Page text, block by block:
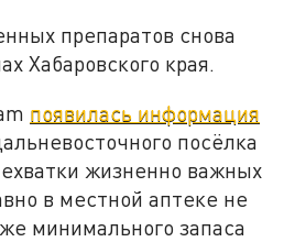
препаратов снова
Хабаровского края.
появилась информация
посёлка
жизненно важных
в местной аптеке не
минимального запаса